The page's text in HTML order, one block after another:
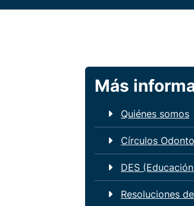
Más
Quiénes somos
Círculos
DES
Resoluciones